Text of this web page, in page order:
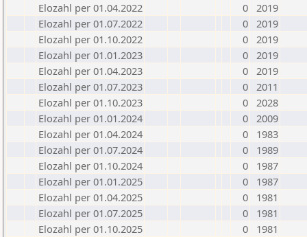
Elozahl per 01.04.2022
0 2019
Elozahl per 01.07.2022
0 2019
Elozahl per 01.10.2022
0 2019
Elozahl per 01.01.2023
0 2019
Elozahl per 01.04.2023
0 2019
Elozahl per 01.07.2023
0 2011
Elozahl per 01.10.2023
0 2028
Elozahl per 01.01.2024
0 2009
Elozahl per 01.04.2024
0
1983
Elozahl per 01.07.2024
0
1989
Elozahl per 01.10.2024
0
1987
Elozahl per 01.01.2025
0
1987
Elozahl per 01.04.2025
0
1981
Elozahl per 01.07.2025
0
1981
Elozahl per 01.10.2025
0
1981